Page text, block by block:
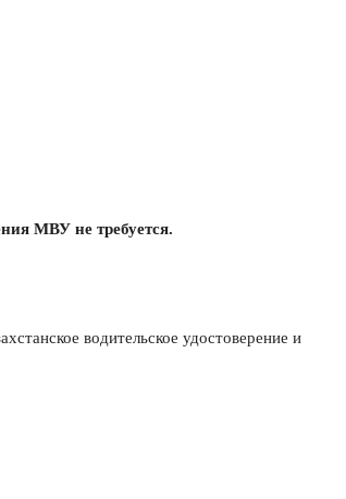
МВУ не требуется.
водительское удостоверение и